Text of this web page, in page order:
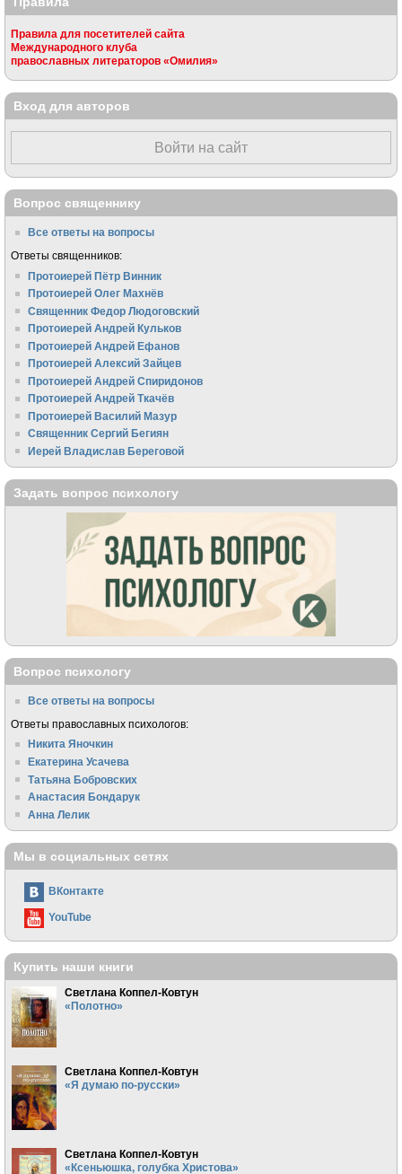
Правила для посетителей сайта
Международного клуба
православных литераторов «Омилия»
Вход для авторов
Войти на сайт
Вопрос священнику
Все ответы на вопросы
Ответы священников:
Протоиерей Пётр Винник
Протоиерей Олег Махнёв
Священник Федор Людоговский
Протоиерей Андрей Кульков
Протоиерей Андрей Ефанов
Протоиерей Алексий Зайцев
Протоиерей Андрей Спиридонов
Протоиерей Андрей Ткачёв
Протоиерей Василий Мазур
Священник Сергий Бегиян
Иерей Владислав Береговой
Задать вопрос психологу
Вопрос психологу
Все ответы на вопросы
Ответы православных психологов:
Никита Яночкин
Екатерина Усачева
Татьяна Бобровских
Анастасия Бондарук
Анна Лелик
Мы в социальных сетях
ВКонтакте
YouTube
Купить наши книги
Светлана Коппел-Ковтун
«Полотно»
Светлана Коппел-Ковтун
«Я думаю по-русски»
Светлана Коппел-Ковтун
«Ксеньюшка, голубка Христова»